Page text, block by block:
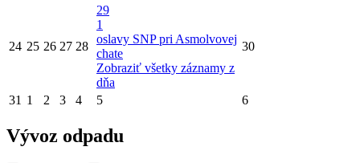
24 25 26 27 28
29
1
oslavy SNP pri Asmolvovej
chate
Zobraziť všetky záznamy z
dňa
30
31 1 2 3 4 5 6
Vývoz odpadu